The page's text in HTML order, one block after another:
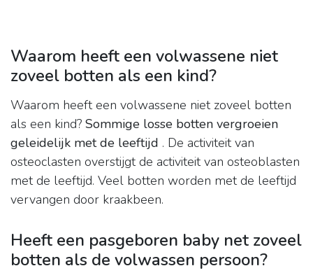
Waarom heeft een volwassene niet
zoveel botten als een kind?
Waarom heeft een volwassene niet zoveel botten
als een kind? Sommige losse botten vergroeien
geleidelijk met de leeftijd . De activiteit van
osteoclasten overstijgt de activiteit van osteoblasten
met de leeftijd. Veel botten worden met de leeftijd
vervangen door kraakbeen.
Heeft een pasgeboren baby net zoveel
botten als de volwassen persoon?